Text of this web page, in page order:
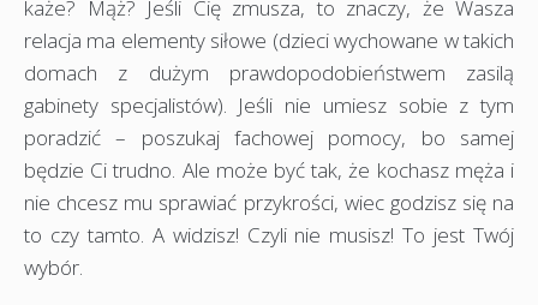
każe? Mąż? Jeśli Cię zmusza, to znaczy, że Wasza
relacja ma elementy siłowe (dzieci wychowane w takich
domach z dużym prawdopodobieństwem zasilą
gabinety specjalistów). Jeśli nie umiesz sobie z tym
poradzić – poszukaj fachowej pomocy, bo samej
będzie Ci trudno. Ale może być tak, że kochasz męża i
nie chcesz mu sprawiać przykrości, wiec godzisz się na
to czy tamto. A widzisz! Czyli nie musisz! To jest Twój
wybór.